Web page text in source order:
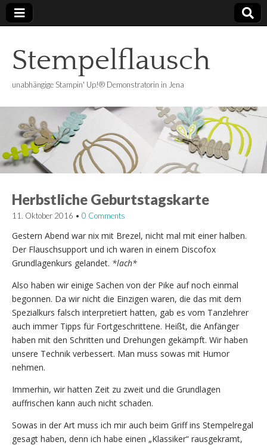
Stempelflausch
unabhängige Stampin' Up!® Demonstratorin in Jena
Herbstliche Geburtstagskarte
11. Oktober 2016 • 0 Comments
Gestern Abend war nix mit Brezel, nicht mal mit einer halben.
Der Flauschsupport und ich waren in einem Discofox
Grundlagenkurs gelandet. *lach*
Also haben wir einige Sachen von der Pike auf noch einmal
begonnen. Da wir nicht die Einzigen waren, die das mit dem
Spezialkurs falsch interpretiert hatten, gab es vom Tanzlehrer
auch immer Tipps für Fortgeschrittene. Heißt, die Anfänger
haben mit den Schritten und Drehungen gekämpft. Wir haben
unsere Technik verbessert. Man muss sowas mit Humor
nehmen.
Immerhin, wir hatten Zeit zu zweit und die Grundlagen
auffrischen kann auch nicht schaden.
Sowas in der Art muss ich mir auch beim Griff ins Stempelregal
gesagt haben, denn ich habe einen „Klassiker“ rausgekramt,